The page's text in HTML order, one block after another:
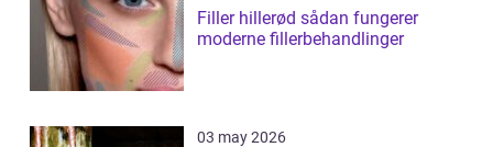
Filler hillerød sådan fungerer
moderne fillerbehandlinger
03 may 2026